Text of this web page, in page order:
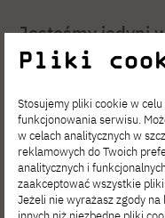
Jesteśmy jedyni
bo nie boimy się
Pliki
Stosujemy pliki cookie w
funkcjonowania serwisu.
w celach analitycznych w
reklamowych do Twoich
analitycznych i
zaakceptować wszystkie
Jeżeli nie wyrażasz zgody